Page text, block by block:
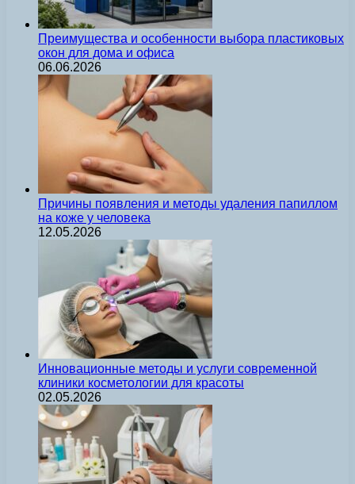
Преимущества и особенности выбора пластиковых
окон для дома и офиса
06.06.2026
Причины появления и методы удаления папиллом
на коже у человека
12.05.2026
Инновационные методы и услуги современной
клиники косметологии для красоты
02.05.2026